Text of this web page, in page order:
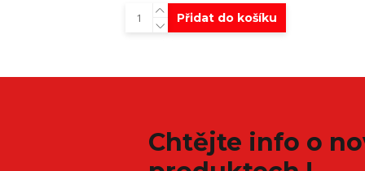
Přidat do košíku
Chtějte info o